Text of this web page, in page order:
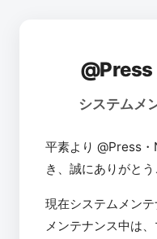
システムメ
平素より @Press
き、誠にありがとう
現在システムメンテ
メンテナンス中は